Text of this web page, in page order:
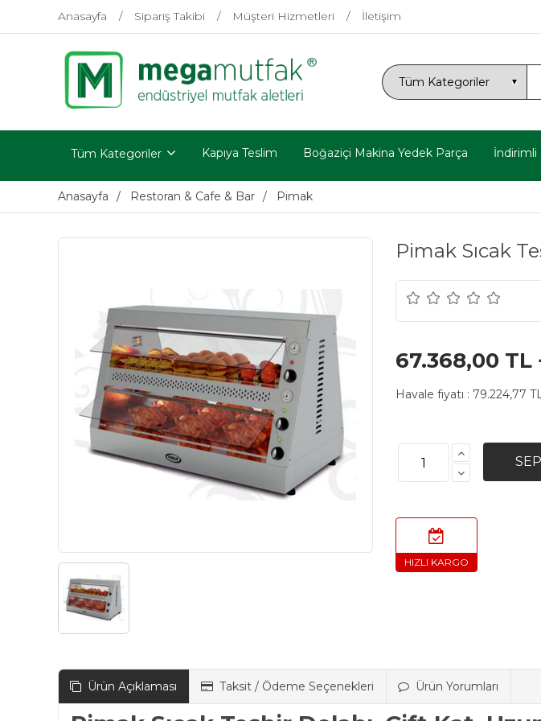
Anasayfa Sipariş Takibi Müşteri Hizmetleri İletişim
Tüm Kategoriler Kapıya Teslim Boğaziçi Makina Yedek Parça İndirimli
Anasayfa Restoran & Cafe & Bar Pimak
Pimak Sıcak
67.368,00 TL
Havale fiyatı : 79.224,77
Ürün Açıklaması Taksit / Ödeme Seçenekleri Ürün Yorumları